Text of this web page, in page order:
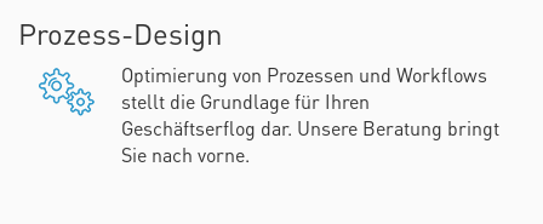
Prozess-Design
Optimierung von Prozessen und Workflows
stellt die Grundlage für Ihren
Geschäftserflog dar. Unsere Beratung bringt
Sie nach vorne.